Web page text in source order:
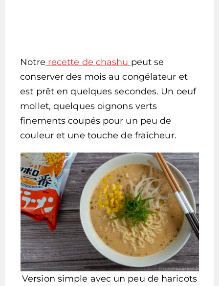
Notre recette de chashu peut se
conserver des mois au congélateur et
est prêt en quelques secondes. Un oeuf
mollet, quelques oignons verts
finements coupés pour un peu de
couleur et une touche de fraicheur.
Version simple avec un peu de haricots